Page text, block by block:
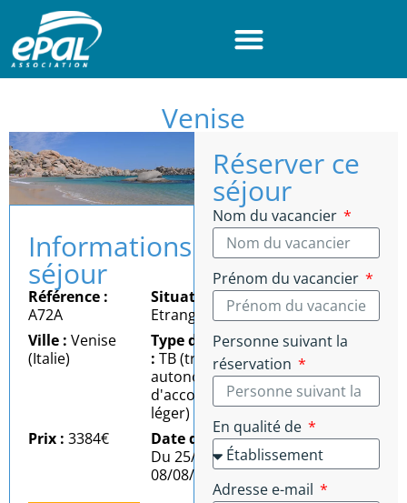
Venise
Informations
séjour
Référence :
A72A
Situation :
Etranger
Ville : Venise
(Italie)
Type d'autonomie
: TB (très bonne
autonomie = besoin
d'accompagnement
léger)
Prix : 3384€
Date du séjour :
Du 25/07/2026 au
08/08/2026
Réserver ce
séjour
Nom du vacancier
Prénom du vacancier
Personne suivant la
réservation
En qualité de
Adresse e-mail
Panneau de gestion des cookies